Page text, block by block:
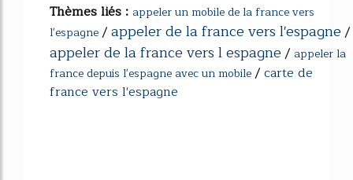
Thèmes liés : appeler un mobile de la france vers
l'espagne/appeler de la france vers l'espagne/
appeler de la france vers l espagne/ appeler la
france depuis l'espagne avec un mobile/carte de
france vers l'espagne